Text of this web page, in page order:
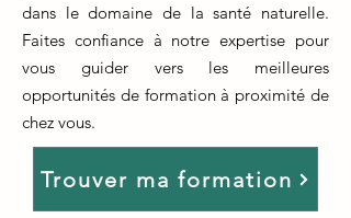
dans le domaine de la santé naturelle.
Faites confiance à notre expertise pour
vous guider vers les meilleures
opportunités de formation à proximité de
chez vous.
Trouver ma formation